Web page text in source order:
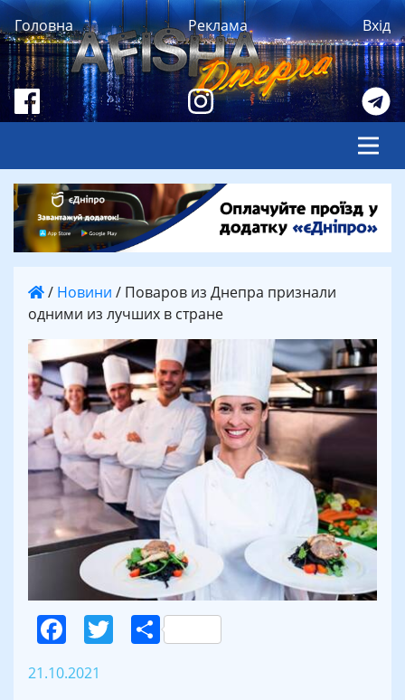
Головна Реклама Вхід
/ Новини / Поваров из Днепра признали
одними из лучших в стране
Facebook
Twitter
Поділитися
21.10.2021